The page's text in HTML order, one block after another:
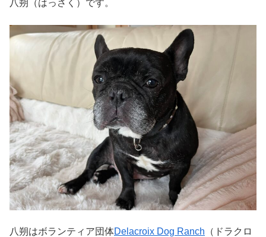
八朔（はっさく）です。
八朔はボランティア団体Delacroix Dog Ranch （ドラクロ